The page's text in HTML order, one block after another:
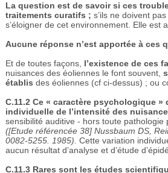
La question est de savoir si ces
traitements curatifs ; s’ils ne doivent
s’éloigner de cet environnement. Elle est
Aucune réponse n’est apportée à ces
Et de toutes façons, l’existence de ces
nuisances des éoliennes le font souvent,
établis des éoliennes (cf ci-dessus) ; ou
C.11.2 Ce « caractère psychologique »
individuelle de l’intensité des
sensibilité auditive - hors toute
​([Etude référencée 38] Nussbaum DS,
0082-5255. 1985). Cette variation
aucun résultat d’analyse et d’étude
C.11.3 Rares sont les études